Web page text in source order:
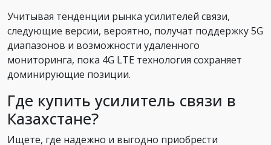
Учитывая тенденции рынка усилителей связи,
следующие версии, вероятно, получат поддержку 5G
диапазонов и возможности удаленного
мониторинга, пока 4G LTE технология сохраняет
доминирующие позиции.
Где купить усилитель связи в
Казахстане?
Ищете, где надежно и выгодно приобрести